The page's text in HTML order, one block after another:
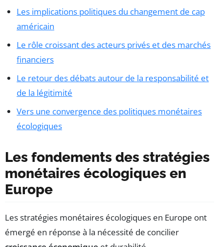
Les implications politiques du changement de cap
américain
Le rôle croissant des acteurs privés et des marchés
financiers
Le retour des débats autour de la responsabilité et
de la légitimité
Vers une convergence des politiques monétaires
écologiques
Les fondements des stratégies
monétaires écologiques en
Europe
Les stratégies monétaires écologiques en Europe ont
émergé en réponse à la nécessité de concilier